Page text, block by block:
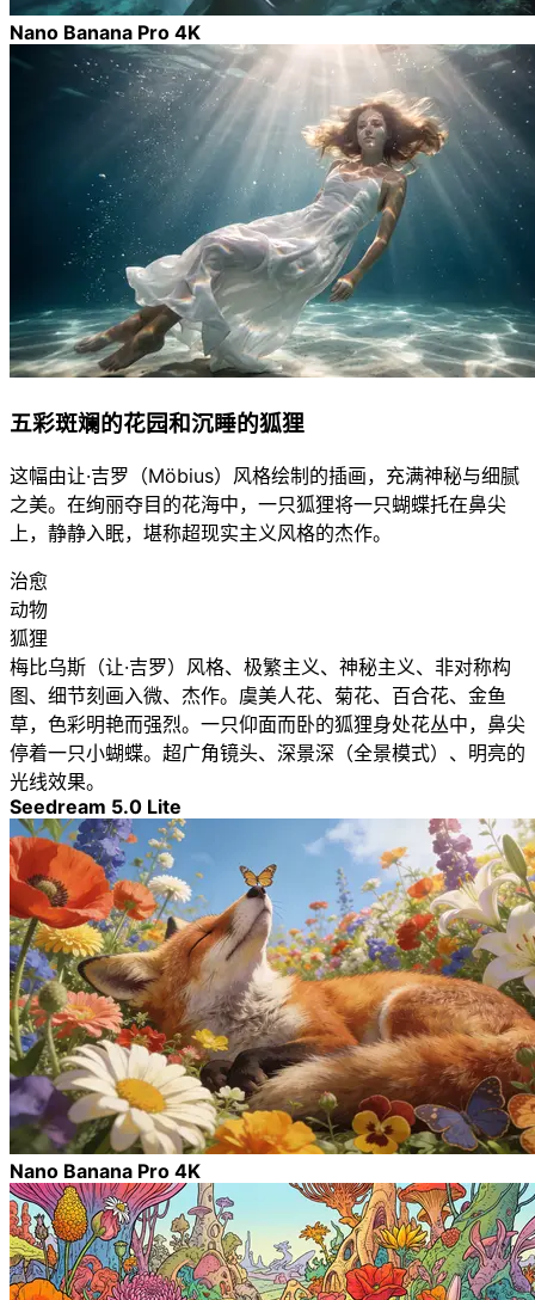
Nano Banana Pro 4K
五彩斑斓的花园和沉睡的狐狸
这幅由让·吉罗（Möbius）风格绘制的插画，充满神秘与细腻
之美。在绚丽夺目的花海中，一只狐狸将一只蝴蝶托在鼻尖
上，静静入眠，堪称超现实主义风格的杰作。
治愈
动物
狐狸
梅比乌斯（让·吉罗）风格、极繁主义、神秘主义、非对称构
图、细节刻画入微、杰作。虞美人花、菊花、百合花、金鱼
草，色彩明艳而强烈。一只仰面而卧的狐狸身处花丛中，鼻尖
停着一只小蝴蝶。超广角镜头、深景深（全景模式）、明亮的
光线效果。
Seedream 5.0 Lite
Nano Banana Pro 4K